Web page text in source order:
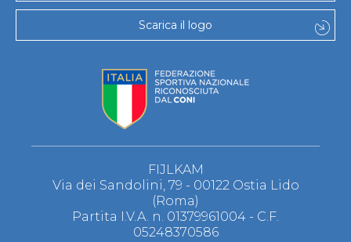
Scarica il logo
FIJLKAM
Via dei Sandolini, 79 - 00122 Ostia Lido
(Roma)
Partita I.V.A. n. 01379961004 - C.F.
05248370586